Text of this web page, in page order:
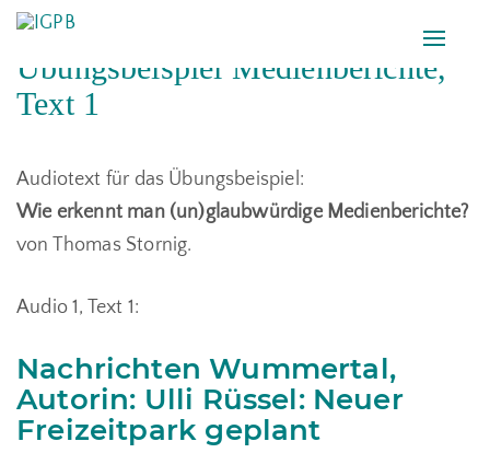
Toggle
Übungsbeispiel Medienberichte,
Text 1
Audiotext für das Übungsbeispiel:
Wie erkennt man (un)glaubwürdige Medienberichte?
von Thomas Stornig.
Audio 1, Text 1:
Nachrichten Wummertal,
Autorin: Ulli Rüssel: Neuer
Freizeitpark geplant